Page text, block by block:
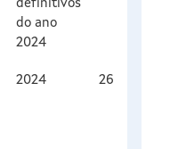
definitivos
do ano
2024
2024 26